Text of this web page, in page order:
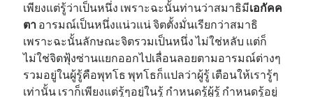
เพียงแต่รู้ว่าเป็นหนึ่ง เพราะฉะนั้นท่านว่าสมาธิมีเอกัคค
ตา อารมณ์เป็นหนึ่งแน่วแน่ จิตตั้งมั่นเรียกว่าสมาธิ
เพราะฉะนั้นลักษณะจิตรวมเป็นหนึ่ง ไม่ใช่หลับ แต่ก็
ไม่ใช่จิตฟุ้งซ่านแยกออกไปเลื่อนลอยตามอารมณ์ต่างๆ
รวมอยู่ในผู้รู้คือพุทโธ พุทโธก็แปลว่าผู้รู้ เตือนให้เรารู้ๆ
เท่านั้น เราก็เพียงแต่รู้ๆอยู่ในรู้ กำหนดรู้ผู้รู้ กำหนดรู้อยู่